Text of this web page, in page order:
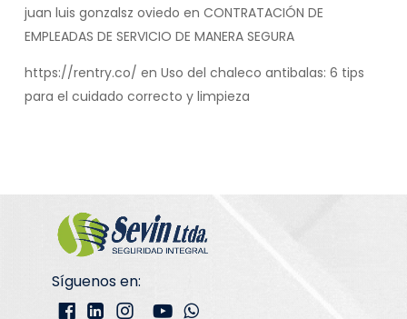
juan luis gonzalsz oviedo en CONTRATACIÓN DE
EMPLEADAS DE SERVICIO DE MANERA SEGURA
https://rentry.co/ en Uso del chaleco antibalas: 6 tips
para el cuidado correcto y limpieza
Síguenos en: